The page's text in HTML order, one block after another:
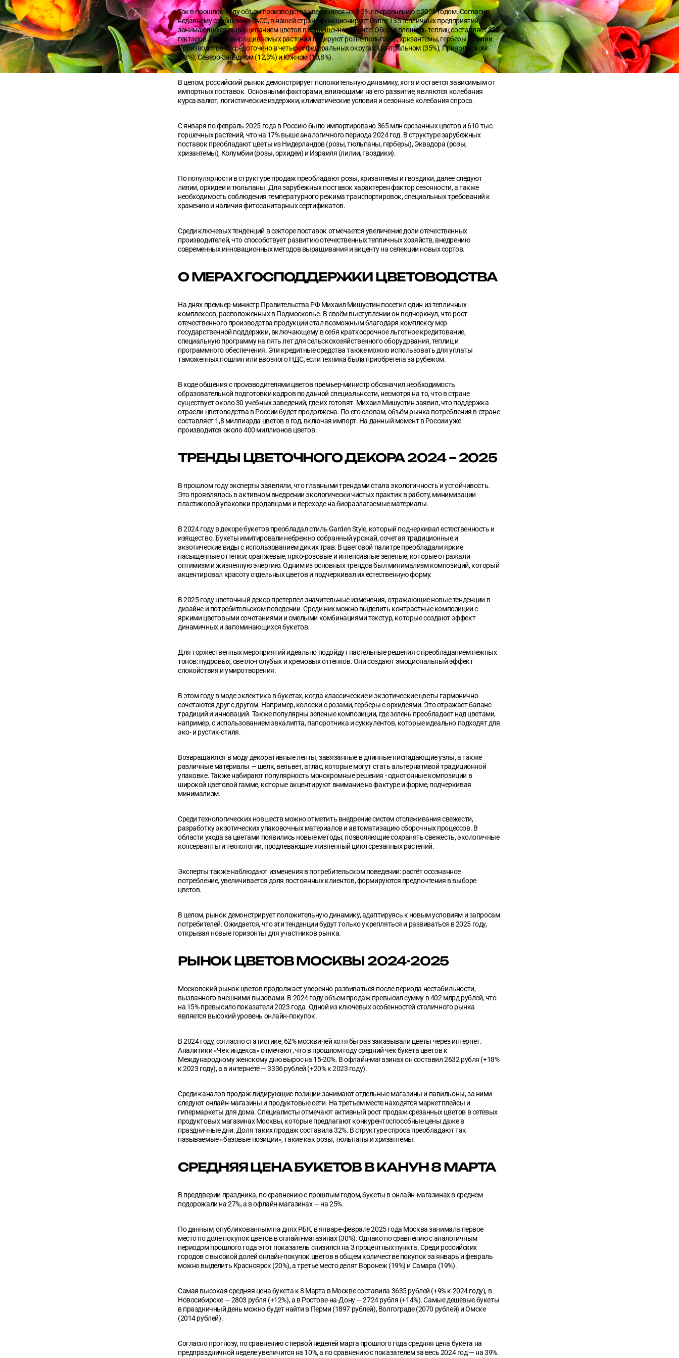
Так в прошлом году объем производства увеличился на 3-5% по сравнению с 2023 годом. Согласно
недавнему сообщению ТАСС, в нашей стране функционирует более 135 тепличных предприятий,
занимающихся выращиванием цветов в защищенном грунте. Общая площадь теплиц составляет 325
гектаров. Среди выращиваемых растений лидируют розы, тюльпаны, хризантемы, герберы и лилии.
Производство сосредоточено в четырех федеральных округах: Центральном (35%), Приволжском
(33%), Северо-Западном (12,3%) и Южном (10,8%).
В целом, российский рынок демонстрирует положительную динамику, хотя и остается зависимым от
импортных поставок. Основными факторами, влияющими на его развитие, являются колебания
курса валют, логистические издержки, климатические условия и сезонные колебания спроса.
С января по февраль 2025 года в Россию было импортировано 365 млн срезанных цветов и 610 тыс.
горшечных растений, что на 17% выше аналогичного периода 2024 год. В структуре зарубежных
поставок преобладают цветы из Нидерландов (розы, тюльпаны, герберы), Эквадора (розы,
хризантемы), Колумбии (розы, орхидеи) и Израиля (лилии, гвоздики).
По популярности в структуре продаж преобладают розы, хризантемы и гвоздики, далее следуют
лилии, орхидеи и тюльпаны. Для зарубежных поставок характерен фактор сезонности, а также
необходимость соблюдения температурного режима транспортировок, специальных требований к
хранению и наличия фитосанитарных сертификатов.
Среди ключевых тенденций в секторе поставок отмечается увеличение доли отечественных
производителей, что способствует развитию отечественных тепличных хозяйств, внедрению
современных инновационных методов выращивания и акценту на селекции новых сортов.
О МЕРАХ ГОСПОДДЕРЖКИ ЦВЕТОВОДСТВА
На днях премьер-министр Правительства РФ Михаил Мишустин посетил один из тепличных
комплексов, расположенных в Подмосковье. В своём выступлении он подчеркнул, что рост
отечественного производства продукции стал возможным благодаря комплексу мер
государственной поддержки, включающему в себя краткосрочное льготное кредитование,
специальную программу на пять лет для сельскохозяйственного оборудования, теплиц и
программного обеспечения. Эти кредитные средства также можно использовать для уплаты
таможенных пошлин или ввозного НДС, если техника была приобретена за рубежом.
В ходе общения с производителями цветов премьер-министр обозначил необходимость
образовательной подготовки кадров по данной специальности, несмотря на то, что в стране
существует около 30 учебных заведений, где их готовят. Михаил Мишустин заявил, что поддержка
отрасли цветоводства в России будет продолжена. По его словам, объём рынка потребления в стране
составляет 1,8 миллиарда цветов в год, включая импорт. На данный момент в России уже
производится около 400 миллионов цветов.
ТРЕНДЫ ЦВЕТОЧНОГО ДЕКОРА 2024 – 2025
В прошлом году эксперты заявляли, что главными трендами стала экологичность и устойчивость.
Это проявлялось в активном внедрении экологически чистых практик в работу, минимизации
пластиковой упаковки продавцами и переходе на биоразлагаемые материалы.
В 2024 году в декоре букетов преобладал стиль Garden Style, который подчеркивал естественность и
изящество. Букеты имитировали небрежно собранный урожай, сочетая традиционные и
экзотические виды с использованием диких трав. В цветовой палитре преобладали яркие
насыщенные оттенки: оранжевые, ярко-розовые и интенсивные зеленые, которые отражали
оптимизм и жизненную энергию. Одним из основных трендов был минимализм композиций, который
акцентировал красоту отдельных цветов и подчеркивал их естественную форму.
В 2025 году цветочный декор претерпел значительные изменения, отражающие новые тенденции в
дизайне и потребительском поведении. Среди них можно выделить контрастные композиции с
яркими цветовыми сочетаниями и смелыми комбинациями текстур, которые создают эффект
динамичных и запоминающихся букетов.
Для торжественных мероприятий идеально подойдут пастельные решения с преобладанием нежных
тонов: пудровых, светло-голубых и кремовых оттенков. Они создают эмоциональный эффект
спокойствия и умиротворения.
В этом году в моде эклектика в букетах, когда классические и экзотические цветы гармонично
сочетаются друг с другом. Например, колоски с розами, герберы с орхидеями. Это отражает баланс
традиций и инноваций. Также популярны зеленые композиции, где зелень преобладает над цветами,
например, с использованием эвкалипта, папоротника и суккулентов, которые идеально подходят для
эко- и рустик-стиля.
Возвращаются в моду декоративные ленты, завязанные в длинные ниспадающие узлы, а также
различные материалы — шелк, вельвет, атлас, которые могут стать альтернативой традиционной
упаковке. Также набирают популярность монохромные решения - однотонные композиции в
широкой цветовой гамме, которые акцентируют внимание на фактуре и форме, подчеркивая
минимализм.
Среди технологических новшеств можно отметить внедрение систем отслеживания свежести,
разработку экзотических упаковочных материалов и автоматизацию сборочных процессов. В
области ухода за цветами появились новые методы, позволяющие сохранять свежесть, экологичные
консерванты и технологии, продлевающие жизненный цикл срезанных растений.
Эксперты также наблюдают изменения в потребительском поведении: растёт осознанное
потребление, увеличивается доля постоянных клиентов, формируются предпочтения в выборе
цветов.
В целом, рынок демонстрирует положительную динамику, адаптируясь к новым условиям и запросам
потребителей. Ожидается, что эти тенденции будут только укрепляться и развиваться в 2025 году,
открывая новые горизонты для участников рынка.
РЫНОК ЦВЕТОВ МОСКВЫ 2024-2025
Московский рынок цветов продолжает уверенно развиваться после периода нестабильности,
вызванного внешними вызовами. В 2024 году объем продаж превысил сумму в 402 млрд рублей, что
на 15% превысило показатели 2023 года. Одной из ключевых особенностей столичного рынка
является высокий уровень онлайн-покупок.
В 2024 году, согласно статистике, 62% москвичей хотя бы раз заказывали цветы через интернет.
Аналитики «Чек индекса» отмечают, что в прошлом году средний чек букета цветов к
Международному женскому дню вырос на 15-20%. В офлайн-магазинах он составил 2632 рубля (+18%
к 2023 году), а в интернете — 3336 рублей (+20% к 2023 году).
Среди каналов продаж лидирующие позиции занимают отдельные магазины и павильоны, за ними
следуют онлайн-магазины и продуктовые сети. На третьем месте находятся маркетплейсы и
гипермаркеты для дома. Специалисты отмечают активный рост продаж срезанных цветов в сетевых
продуктовых магазинах Москвы, которые предлагают конкурентоспособные цены даже в
праздничные дни. Доля таких продаж составила 32%. В структуре спроса преобладают так
называемые «базовые позиции», такие как розы, тюльпаны и хризантемы.
СРЕДНЯЯ ЦЕНА БУКЕТОВ В КАНУН 8 МАРТА
В преддверии праздника, по сравнению с прошлым годом, букеты в онлайн-магазинах в среднем
подорожали на 27%, а в офлайн-магазинах — на 25%.
По данным, опубликованным на днях РБК, в январе-феврале 2025 года Москва занимала первое
место по доле покупок цветов в онлайн-магазинах (30%). Однако по сравнению с аналогичным
периодом прошлого года этот показатель снизился на 3 процентных пункта. Среди российских
городов с высокой долей онлайн-покупок цветов в общем количестве покупок за январь и февраль
можно выделить Красноярск (20%), а третье место делят Воронеж (19%) и Самара (19%).
Самая высокая средняя цена букета к 8 Марта в Москве составила 3635 рублей (+9% к 2024 году), в
Новосибирске — 2803 рубля (+12%), а в Ростове-на-Дону — 2724 рубля (+14%). Самые дешевые букеты
в праздничный день можно будет найти в Перми (1897 рублей), Волгограде (2070 рублей) и Омске
(2014 рублей).
Согласно прогнозу, по сравнению с первой неделей марта прошлого года средняя цена букета на
предпраздничной неделе увеличится на 10%, а по сравнению с показателем за весь 2024 год — на 39%.